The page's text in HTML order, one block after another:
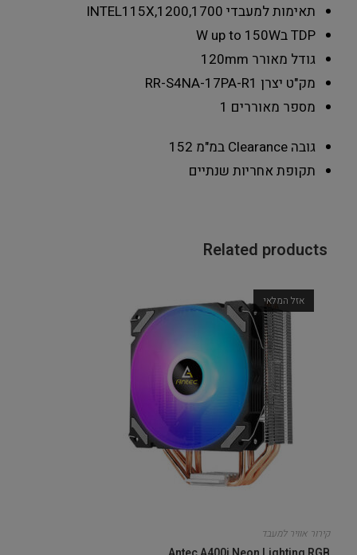
תאימות למעבדי INTEL 115X,1200,1700
TDP בW up to 150W
גודל מאורר 120mm
מק"ט יצרן RR-S4NA-17PA-R1
מספר מאוררים 1
גובה Clearance במ"מ
152
תקופת אחריות שנתיים
Related products
אזל המלאי
קירור אוויר למעבד